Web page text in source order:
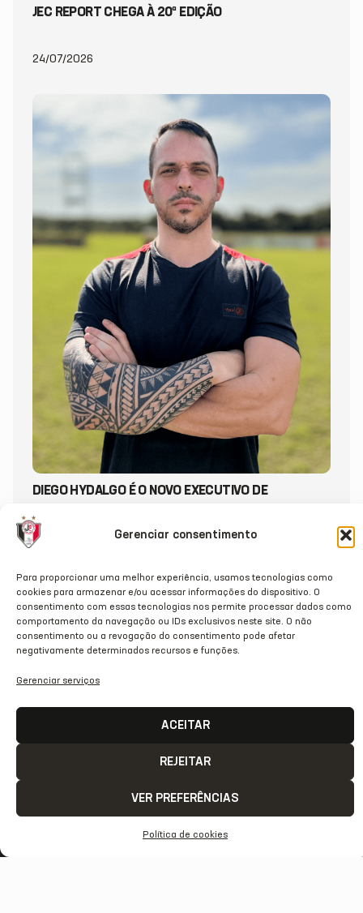
Gerenciar consentimento
Para proporcionar uma melhor experiência, usamos tecnologias como
cookies para armazenar e/ou acessar informações do dispositivo. O
consentimento com essas tecnologias nos permite processar dados como
comportamento da navegação ou IDs exclusivos neste site. O não
consentimento ou a revogação do consentimento pode afetar
negativamente determinados recursos e funções.
Gerenciar serviços
ACEITAR
REJEITAR
VER PREFERÊNCIAS
Política de cookies
JEC REPORT CHEGA À 20ª EDIÇÃO
24/07/2026
DIEGO HYDALGO É O NOVO EXECUTIVO DE
20/07/2026
SOCIAIS
REDES